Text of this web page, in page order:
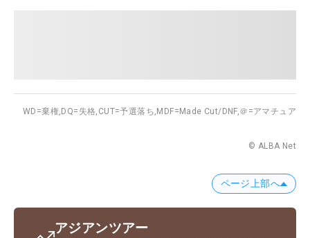
WD=棄権, DQ=失格, CUT=予選落ち, MDF=Made Cut/DNF,＠=アマチュア
© ALBA Net
ページ上部へ
アジアンツアー